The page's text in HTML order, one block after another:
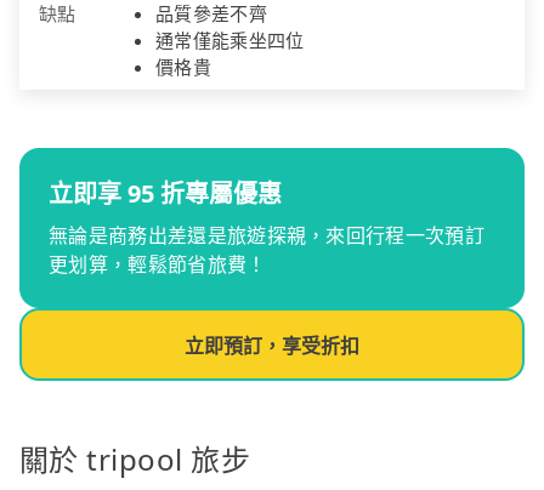
缺點
品質參差不齊
通常僅能乘坐四位
價格貴
立即享 95 折專屬優惠
無論是商務出差還是旅遊探親，來回行程一次預訂
更划算，輕鬆節省旅費！
立即預訂，享受折扣
關於 tripool 旅步